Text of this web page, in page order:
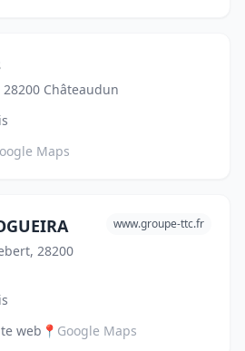
Châteaudun
Maps
28200
www.groupe-ttc.fr
web 📍 Google Maps